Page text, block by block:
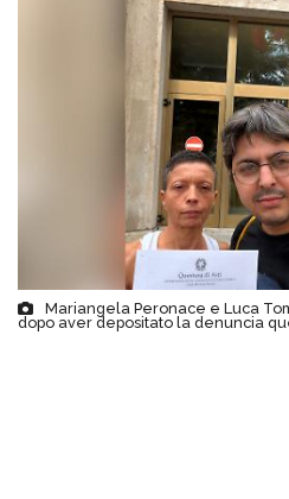
Mariangela Peronace e Luca
dopo aver depositato la denuncia